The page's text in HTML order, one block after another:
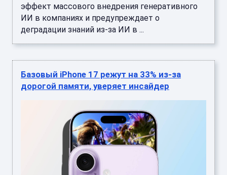
эффект массового внедрения генеративного
ИИ в компаниях и предупреждает о
деградации знаний из-за ИИ в ...
Базовый iPhone 17 режут на 33% из-за
дорогой памяти, уверяет инсайдер